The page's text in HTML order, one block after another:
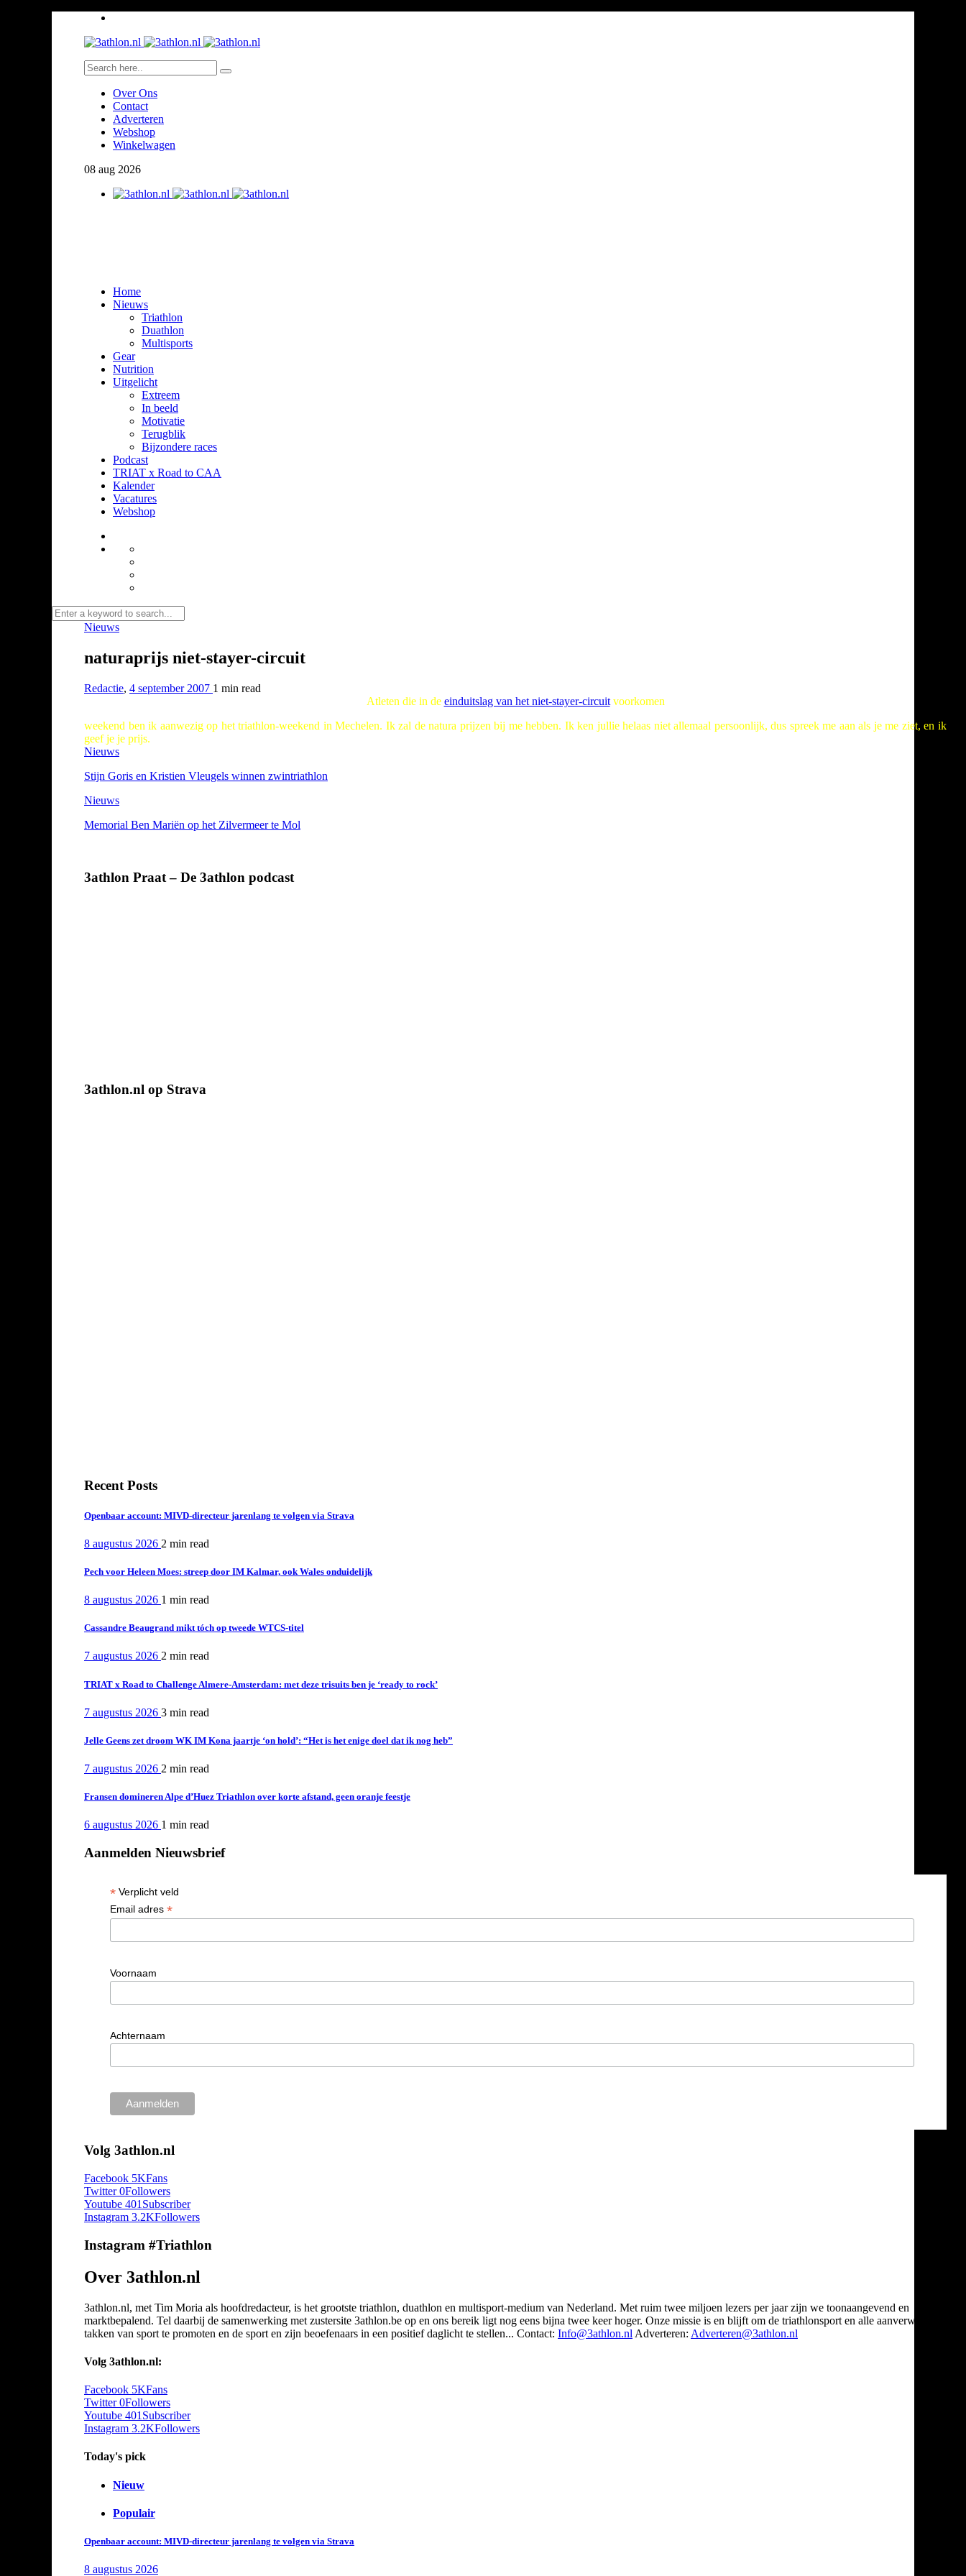
Over Ons
Contact
Adverteren
Webshop
Winkelwagen
08 aug 2026
Home
Nieuws
Triathlon
Duathlon
Multisports
Gear
Nutrition
Uitgelicht
Extreem
In beeld
Motivatie
Terugblik
Bijzondere races
Podcast
TRIAT x Road to CAA
Kalender
Vacatures
Webshop
Nieuws
naturaprijs niet-stayer-circuit
Redactie, 4 september 2007 1 min read
Atleten die in de einduitslag van het niet-stayer-circuitvoorkomen
weekend ben ik aanwezig op het triathlon-weekend in Mechelen. Ik zal de natura prijzen bij me hebben. Ik ken jullie helaas niet allemaal persoonlijk, dus spreek me aan als je me ziet, en ik
geef je je prijs.
Nieuws
Stijn Goris en Kristien Vleugels winnen zwintriathlon
Nieuws
Memorial Ben Mariën op het Zilvermeer te Mol
3athlon Praat – De 3athlon podcast
3athlon.nl op Strava
Recent Posts
Openbaar account: MIVD-directeur jarenlang te volgen via Strava
8 augustus 2026 2 min read
Pech voor Heleen Moes: streep door IM Kalmar, ook Wales onduidelijk
8 augustus 2026 1 min read
Cassandre Beaugrand mikt tóch op tweede WTCS-titel
7 augustus 2026 2 min read
TRIAT x Road to Challenge Almere-Amsterdam: met deze trisuits ben je ‘ready to rock’
7 augustus 2026 3 min read
Jelle Geens zet droom WK IM Kona jaartje ‘on hold’: “Het is het enige doel dat ik nog heb”
7 augustus 2026 2 min read
Fransen domineren Alpe d’Huez Triathlon over korte afstand, geen oranje feestje
6 augustus 2026 1 min read
Aanmelden Nieuwsbrief
* Verplicht veld
Email adres *
Voornaam
Achternaam
Volg 3athlon.nl
Facebook 5KFans
Twitter 0Followers
Youtube 401 Subscriber
Instagram 3.2KFollowers
Instagram #Triathlon
Over 3athlon.nl
3athlon.nl, met Tim Moria als hoofdredacteur, is het grootste triathlon, duathlon en multisport-medium van Nederland. Met ruim twee miljoen lezers per jaar zijn we toonaangevend en
marktbepalend. Tel daarbij de samenwerking met zustersite 3athlon.be op en ons bereik ligt nog eens bijna twee keer hoger. Onze missie is en blijft om de triathlonsport en alle aanverwante
takken van sport te promoten en de sport en zijn beoefenaars in een positief daglicht te stellen... Contact: Info@3athlon.nl Adverteren: Adverteren@3athlon.nl
Volg 3athlon.nl:
Facebook 5KFans
Twitter 0Followers
Youtube 401 Subscriber
Instagram 3.2KFollowers
Today's pick
Nieuw
Populair
Openbaar account: MIVD-directeur jarenlang te volgen via Strava
8 augustus 2026